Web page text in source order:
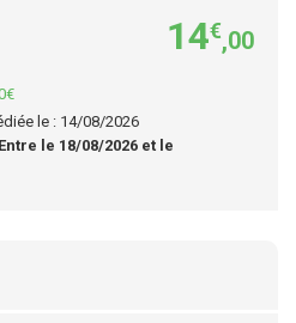
14€,00
le : 14/08/2026
Entre le 18/08/2026 et le